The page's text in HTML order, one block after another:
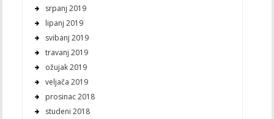
srpanj 2019
lipanj 2019
svibanj 2019
travanj 2019
ožujak 2019
veljača 2019
prosinac 2018
studeni 2018